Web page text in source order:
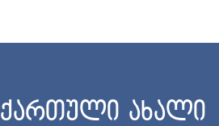
ქართული ახალი